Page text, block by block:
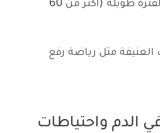
ممارسة الرياضة لفترة طويلة (أكثر من 60
مثل رياضة رفع
الدم واحتياطات